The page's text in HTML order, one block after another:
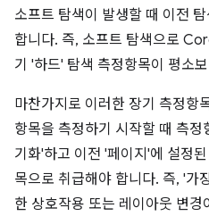
소프트 탐색이 발생할 때 이전
합니다. 즉, 소프트 탐색으로
기 '하드' 탐색 측정항목이 평소
마찬가지로 이러한 장기 측정항
항목을 측정하기 시작할 때 측
기화'하고 이전 '페이지'에 설정
목으로 취급해야 합니다. 즉, '가
한 상호작용 또는 레이아웃 변경